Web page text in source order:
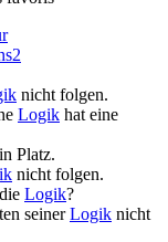
2
nicht folgen.
Logik hat eine
Platz.
nicht folgen.
Logik?
seinerLogik nicht